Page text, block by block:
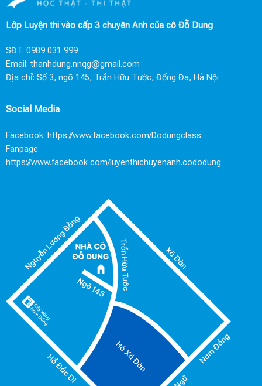
Lớp Luyện thi vào cấp 3 chuyên Anh của cô Đỗ Dung
SĐT: 0989 031 999
Email: thanhdung.nnqg@gmail.com
Địa chỉ: Số 3, ngõ 145, Trần Hữu Tước, Đống Đa, Hà Nội
Social Media
Facebook: https://www.facebook.com/Dodungclass
Fanpage:
https://www.facebook.com/luyenthichuyenanh.cododung